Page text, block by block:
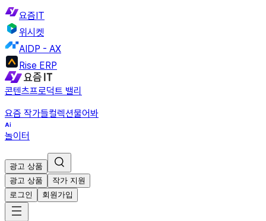
요즘IT
위시켓
AIDP - AX
Rise ERP
콘텐츠프로덕트 밸리
요즘 작가들컬렉션물어봐
놀이터
광고 상품
광고 상품
작가 지원
로그인
회원가입